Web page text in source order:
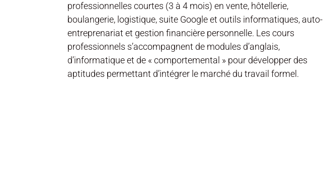
professionnelles courtes (3 à 4 mois) en vente, hôtellerie,
boulangerie, logistique, suite Google et outils informatiques, auto-
entreprenariat et gestion financière personnelle. Les cours
professionnels s’accompagnent de modules d’anglais,
d’informatique et de « comportemental » pour développer des
aptitudes permettant d’intégrer le marché du travail formel.